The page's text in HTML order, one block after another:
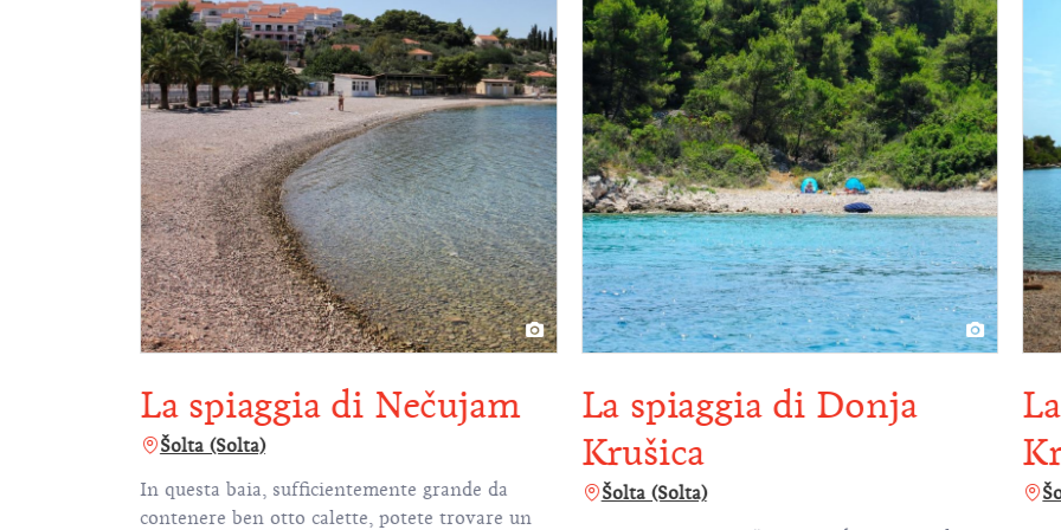
La spiaggia di Nečujam
Šolta (Solta)
In questa baia, sufficientemente grande da
contenere ben otto calette, potete trovare un
La spiaggia di Donja
Krušica
Šolta (Solta)